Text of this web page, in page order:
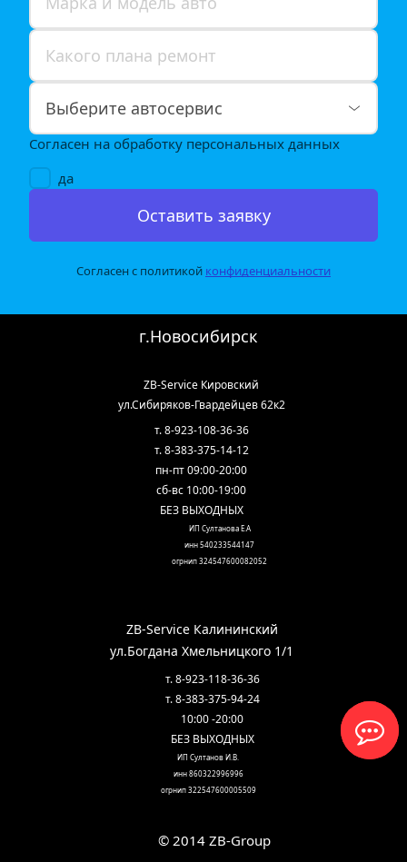
Согласен на обработку персональных данных
да
Оставить заявку
Согласен с политикой конфиденциальности
© 2014 ZB-Group
г.Новосибирск
т. 8-923-108-36-36
т. 8-383-375-14-12
пн-пт 09:00-20:00
сб-вс 10:00-19:00
БЕЗ ВЫХОДНЫХ
ZB-Service Калининский
ул.Богдана Хмельницкого 1/1
т. 8-923-118-36-36
т. 8-383-375-94-24
10:00 -20:00
БЕЗ ВЫХОДНЫХ
ZB-Service Кировский
ул.Сибиряков-Гвардейцев 62к2
ИП Султанова Е.А
инн 540233544147
огрнип 324547600082052
ИП Султанов И.В.
инн 860322996996
огрнип 322547600005509